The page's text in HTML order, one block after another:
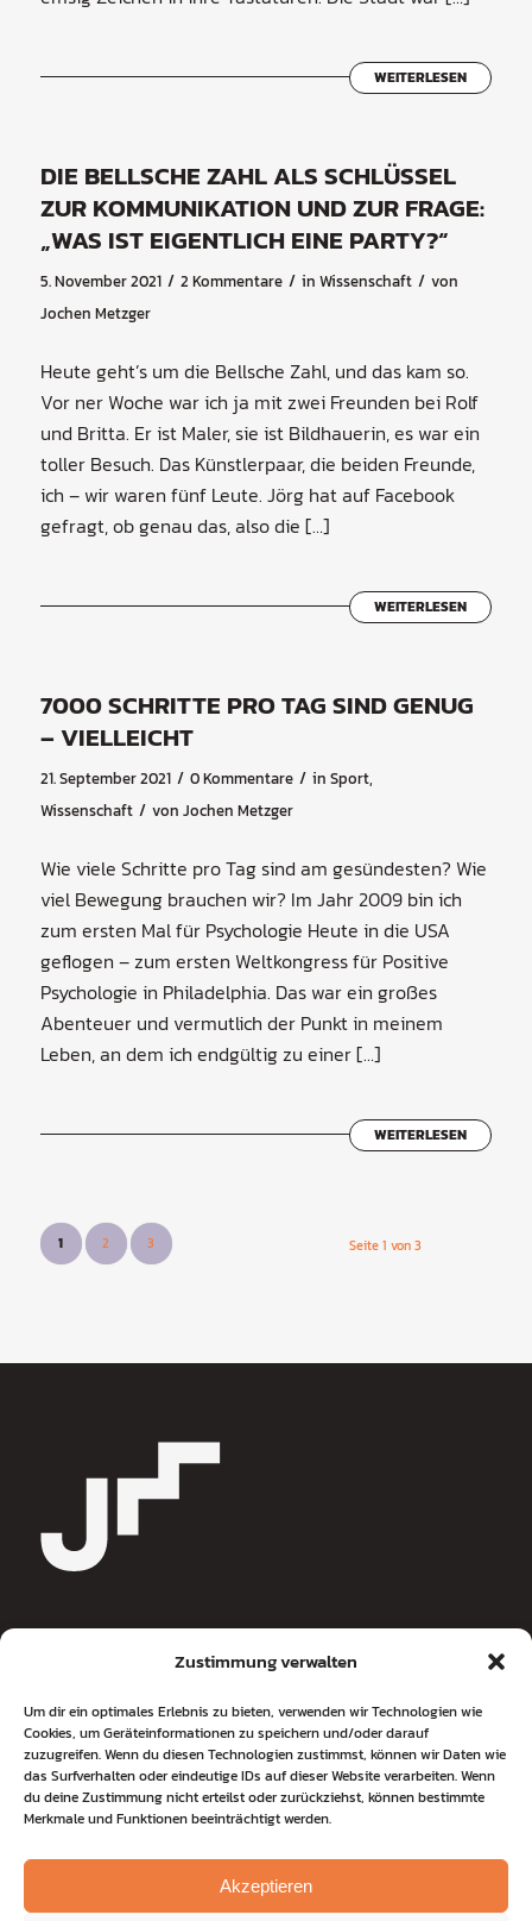
Zustimmung verwalten
Um dir ein optimales Erlebnis zu bieten, verwenden wir Technologien wie
Cookies, um Geräteinformationen zu speichern und/oder darauf
zuzugreifen. Wenn du diesen Technologien zustimmst, können wir Daten wie
das Surfverhalten oder eindeutige IDs auf dieser Website verarbeiten. Wenn
du deine Zustimmung nicht erteilst oder zurückziehst, können bestimmte
Merkmale und Funktionen beeinträchtigt werden.
Akzeptieren
WEITERLESEN
DIE BELLSCHE ZAHL ALS SCHLÜSSEL
ZUR KOMMUNIKATION UND ZUR FRAGE:
„WAS IST EIGENTLICH EINE PARTY?“
5. November 2021 / 2 Kommentare / in Wissenschaft / von
Jochen Metzger
Heute geht’s um die Bellsche Zahl, und das kam so.
Vor ner Woche war ich ja mit zwei Freunden bei Rolf
und Britta. Er ist Maler, sie ist Bildhauerin, es war ein
toller Besuch. Das Künstlerpaar, die beiden Freunde,
ich – wir waren fünf Leute. Jörg hat auf Facebook
gefragt, ob genau das, also die […]
WEITERLESEN
7000 SCHRITTE PRO TAG SIND GENUG
– VIELLEICHT
21. September 2021 / 0 Kommentare / in Sport,
Wissenschaft / von Jochen Metzger
Wie viele Schritte pro Tag sind am gesündesten? Wie
viel Bewegung brauchen wir? Im Jahr 2009 bin ich
zum ersten Mal für Psychologie Heute in die USA
geflogen – zum ersten Weltkongress für Positive
Psychologie in Philadelphia. Das war ein großes
Abenteuer und vermutlich der Punkt in meinem
Leben, an dem ich endgültig zu einer […]
WEITERLESEN
Seite 1 von 3
1 2 3
Jochen Metzger
Journalist & Coach
Wolsteinkamp 3
22607 Hamburg
Tel+49 176 820 40 449
coaching@jochen-metzger.de